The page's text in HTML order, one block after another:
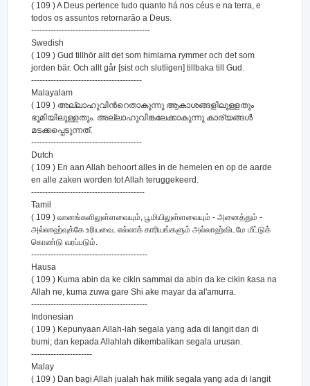
( 109 ) A Deus pertence tudo quanto há nos céus e na terra, e
todos os assuntos retornarão a Deus.
-------------------------------------------
Swedish
( 109 ) Gud tillhör allt det som himlarna rymmer och det som
jorden bär. Och allt går [sist och slutligen] tillbaka till Gud.
----------------------------------------
Malayalam
( 109 ) അല്ലാഹുവിന്‍റെതാകുന്നു ആകാശങ്ങളിലുള്ളതും
ഭൂമിയിലുള്ളതും. അല്ലാഹുവിങ്കലേക്കാകുന്നു കാര്യങ്ങള്‍
മടക്കപ്പെടുന്നത്‌.
----------------------------------------
Dutch
( 109 ) En aan Allah behoort alles in de hemelen en op de aarde
en alle zaken worden tot Allah teruggekeerd.
-----------------------------------------
Tamil
( 109 ) வானங்களிலுள்ளவையும், பூமியிலுள்ளவையும் - அனைத்தும் -
அல்லாஹ்வுக்கே உரியவை. எல்லாக் காரியங்களும் அல்லாஹ்விடமே மீட்டுக்
கொண்டு வரப்படும்.
------------------------------------------
Hausa
( 109 ) Kuma abin da ke cikin sammai da abin da ke cikin ƙasa na
Allah ne, kuma zuwa gare Shi ake mayar da al'amurra.
------------------------------------------
Indonesian
( 109 ) Kepunyaan Allah-lah segala yang ada di langit dan di
bumi; dan kepada Allahlah dikembalikan segala urusan.
----------------------
Malay
( 109 ) Dan bagi Allah jualah hak milik segala yang ada di langit